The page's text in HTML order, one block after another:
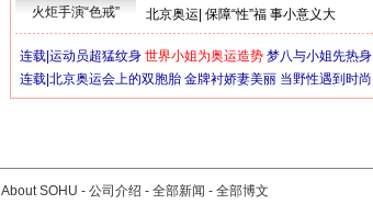
火炬手演“色戒”
北京奥运 保障“性”福 事小意义大
连载| 运动员超猛纹身 世界小姐为奥运造势 梦八与小姐先热身
连载| 北京奥运会上的双胞胎 金牌衬娇妻美丽 当野性遇到时尚
About SOHU - 公司介绍 - 全部新闻 - 全部博文